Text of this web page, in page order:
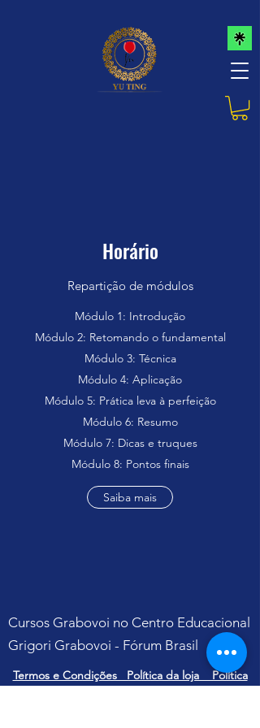
Horário
Repartição de módulos
Módulo 1: Introdução
Módulo 2: Retomando o fundamental
Módulo 3: Técnica
Módulo 4: Aplicação
Módulo 5: Prática leva à perfeição
Módulo 6: Resumo
Módulo 7: Dicas e truques
Módulo 8: Pontos finais
Saiba mais
Cursos Grabovoi no Centro Educacional
Grigori Grabovoi - Fórum Brasil
Termos e Condições Política da loja Política